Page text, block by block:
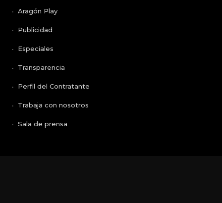
Aragón Play
Publicidad
Especiales
Transparencia
Perfil del Contratante
Trabaja con nosotros
Sala de prensa